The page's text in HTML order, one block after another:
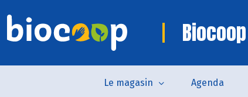
Le magasin Agenda